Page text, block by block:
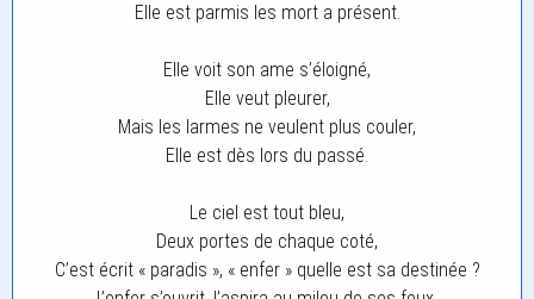
Elle est parmis les mort a présent.
Elle voit son ame s’éloigné,
Elle veut pleurer,
Mais les larmes ne veulent plus couler,
Elle est dès lors du passé.
Le ciel est tout bleu,
Deux portes de chaque coté,
C’est écrit « paradis », « enfer » quelle est sa destinée ?